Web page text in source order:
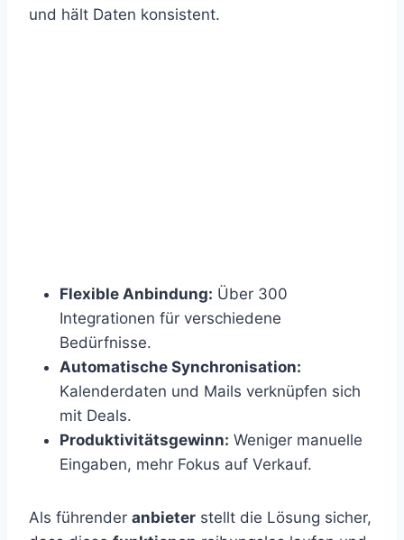
und hält Daten konsistent.
Flexible Anbindung: Über 300
Integrationen für verschiedene
Bedürfnisse.
Automatische Synchronisation:
Kalenderdaten und Mails verknüpfen sich
mit Deals.
Produktivitätsgewinn: Weniger manuelle
Eingaben, mehr Fokus auf Verkauf.
Als führender anbieter stellt die Lösung sicher,